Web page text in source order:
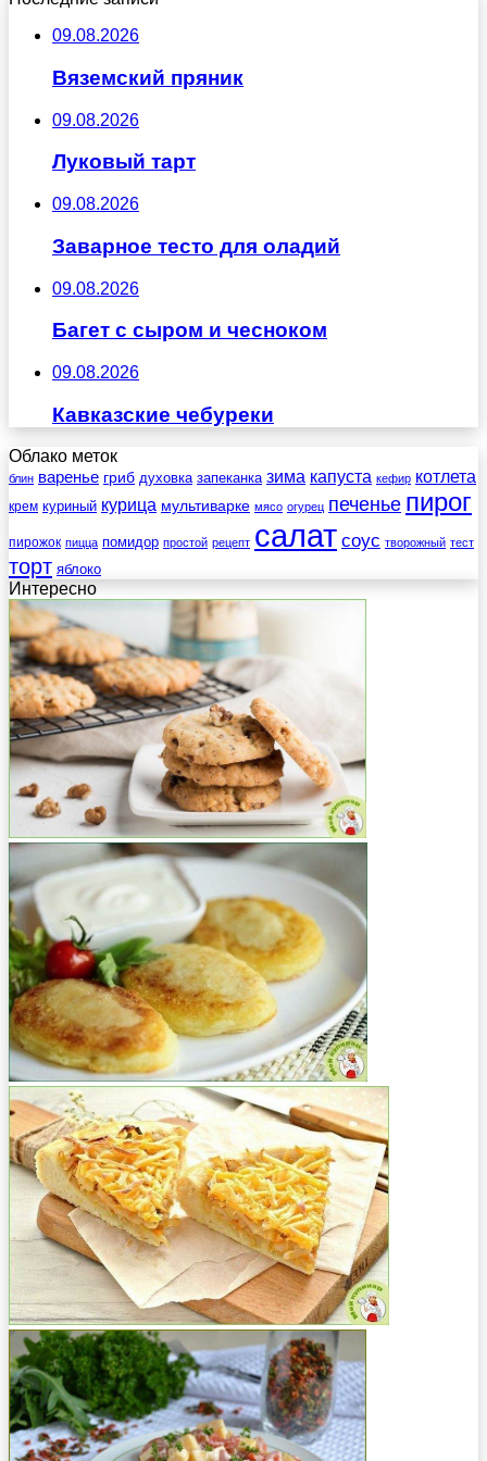
09.08.2026
Вяземский пряник
09.08.2026
Луковый тарт
09.08.2026
Заварное тесто для оладий
09.08.2026
Багет с сыром и чесноком
09.08.2026
Кавказские чебуреки
Облако меток
блин варенье гриб духовка запеканка зима капуста кефир котлета
крем куриный курица мультиварке мясо огурец печенье пирог
пирожок пицца помидор простой рецепт салат соус творожный тест
торт яблоко
Интересно